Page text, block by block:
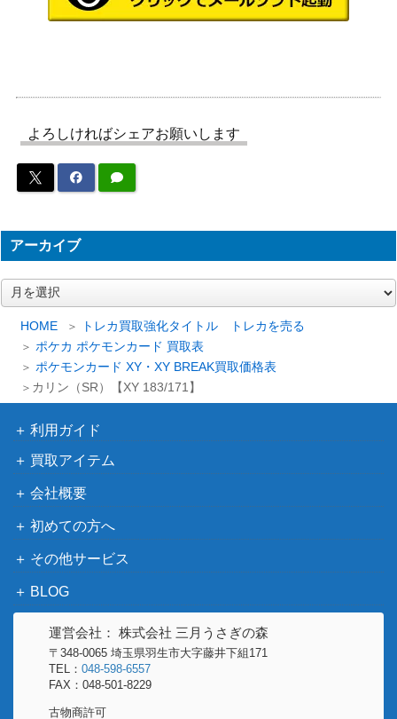
HOME
トレカ買取強化タイトル トレカを売る
ポケカ ポケモンカード 買取表
ポケモンカード XY・XY BREAK買取価格表
カリン（SR）【XY 183/171】
サザレ（SAR）【SV5a 09
レット
3,700
（ライジングフィス
5,600
ルージュラex（SR）【SV
2a 193/165】
スカーレット＆バイオ
カイオーガEX（SR）【B
W3 054/052】
（サイコドライブ）
ウェーニバルex（SSR）
【SV4a 325/190】
レット
（シャイニートレジャ
ーex）
シェイミEX（SR）【BW3
053/052】
BW
（サイコドライブ）
水の都のラティオス 6,000
かがやくフーディン（K）
【S11a 045/068】
ソード&シールド
レシラム（EBB 094/093）
イーブイ（PROMO）【06
2/SV-P】
スカーレット＆バイオ
学習装置（UR）【s5l 090/
070】
ソード＆シールド
テツノイサハex （SR）
よろしければシェアお願いします
アーカイブ
ア
ー
利用ガイド
買取アイテム
会社概要
初めての方へ
その他サービス
BLOG
運営会社： 株式会社 三月うさぎの森
〒348-0065 埼玉県羽生市大字藤井下組171
TEL： 048-598-6557
FAX：048-501-8229
古物商許可